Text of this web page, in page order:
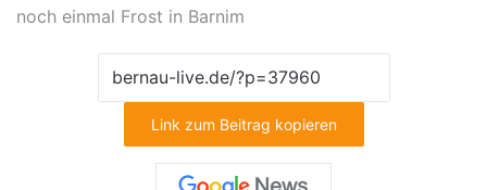
noch einmal Frost in Barnim
Link zum Beitrag kopieren